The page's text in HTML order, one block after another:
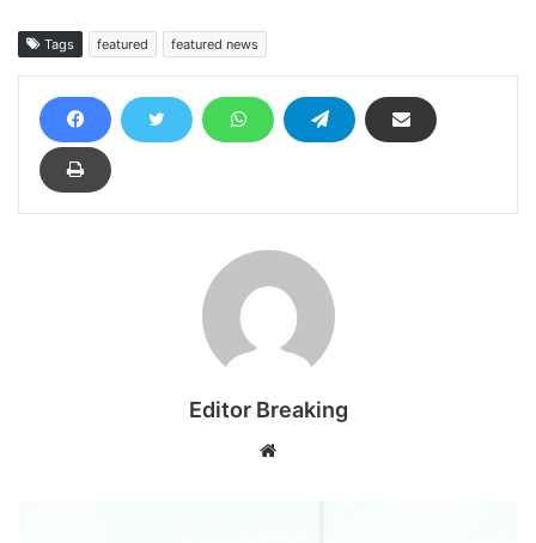
Tags featured featured news
Editor Breaking
Website